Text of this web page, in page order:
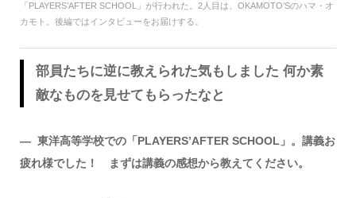
「PLAYERS’AFTER SCHOOL」が行われた。2人目は、OKAMOTO’Sのハマ・オ
カモト。後編ではインタビューをお届けする。
部員たちに逆に教えられた気もしました 何か素
敵なものを見せてもらったなと
― 東洋高等学校での「PLAYERS’AFTER SCHOOL」。講義お
疲れ様でした！ まずは講義の感想から教えてください。